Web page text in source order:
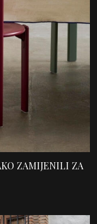
ZAMIJENILI ZA